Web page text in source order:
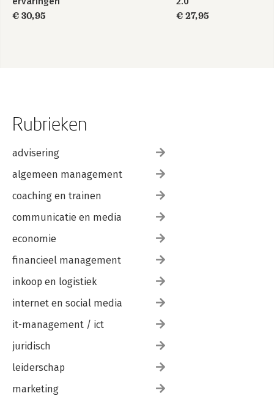
€ 30,95
€ 27,95
Rubrieken
advisering
algemeen management
coaching en trainen
communicatie en media
economie
financieel management
inkoop en logistiek
internet en social media
it-management / ict
juridisch
leiderschap
marketing